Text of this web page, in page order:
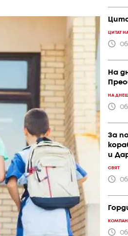
ЦИТАТ
На
НА
За
и
СВЯТ